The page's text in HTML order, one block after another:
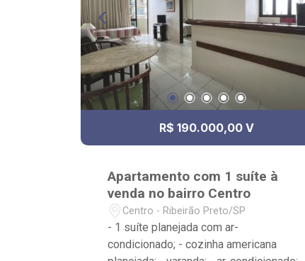
R$ 190.000,00 V
Apartamento com 1 suíte à
venda no bairro Centro
Centro - Ribeirão Preto/SP
- 1 suíte planejada com ar-
condicionado; - cozinha americana